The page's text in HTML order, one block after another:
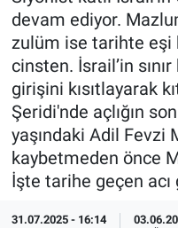
devam ediyor.
zulüm ise tarihte
cinsten. İsrail’in sınır
girişini kısıtlayarak
Şeridi'nde açlığın
yaşındaki Adil Fevzi
kaybetmeden önce
İşte tarihe geçen
31.07.2025 - 16:14
Özel Haberler
Yazarlar
Dünya
Medya
Özel Haberler
Kadın
Erişim Bilgileri
Haber Arşivi